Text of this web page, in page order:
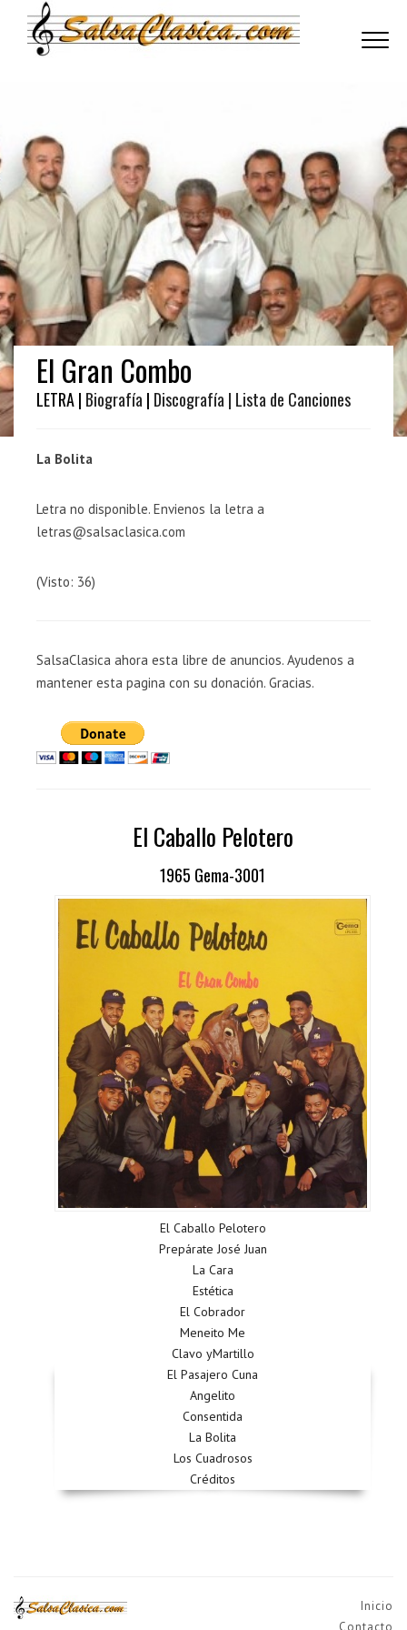
El Gran Combo
LETRA | Biografía | Discografía | Lista de Canciones
La Bolita
Letra no disponible. Envienos la letra a
letras@salsaclasica.com
(Visto: 36)
SalsaClasica ahora esta libre de anuncios. Ayudenos a
mantener esta pagina con su donación. Gracias.
El Caballo Pelotero
1965 Gema-3001
El Caballo Pelotero
Prepárate José Juan
La Cara
Estética
El Cobrador
Meneito Me
Clavo yMartillo
El Pasajero Cuna
Angelito
Consentida
La Bolita
Los Cuadrosos
Créditos
Inicio
Contacto